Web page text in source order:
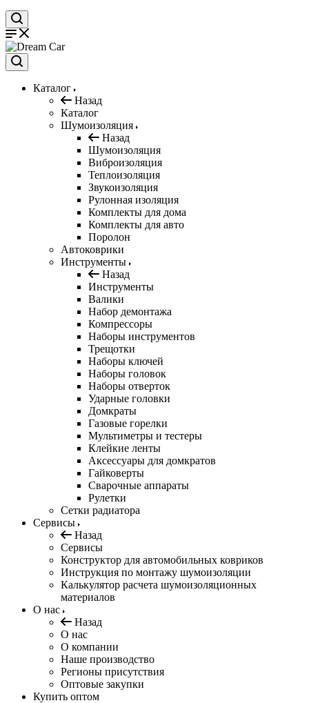
Каталог
Назад
Каталог
Шумоизоляция
Назад
Шумоизоляция
Виброизоляция
Теплоизоляция
Звукоизоляция
Рулонная изоляция
Комплекты для дома
Комплекты для авто
Поролон
Автоковрики
Инструменты
Назад
Инструменты
Валики
Набор демонтажа
Компрессоры
Наборы инструментов
Трещотки
Наборы ключей
Наборы головок
Наборы отверток
Ударные головки
Домкраты
Газовые горелки
Мультиметры и тестеры
Клейкие ленты
Аксессуары для домкратов
Гайковерты
Сварочные аппараты
Рулетки
Сетки радиатора
Сервисы
Назад
Сервисы
Конструктор для автомобильных ковриков
Инструкция по монтажу шумоизоляции
Калькулятор расчета шумоизоляционных
материалов
О нас
Назад
О нас
О компании
Наше производство
Регионы присутствия
Оптовые закупки
Купить оптом